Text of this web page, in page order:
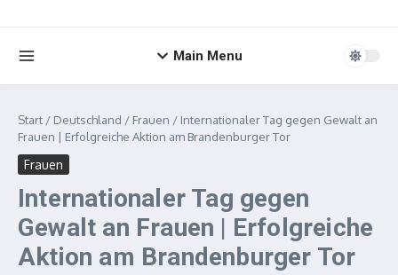
Main Menu
Start / Deutschland / Frauen / Internationaler Tag gegen Gewalt an
Frauen | Erfolgreiche Aktion am Brandenburger Tor
Frauen
Internationaler Tag gegen
Gewalt an Frauen | Erfolgreiche
Aktion am Brandenburger Tor